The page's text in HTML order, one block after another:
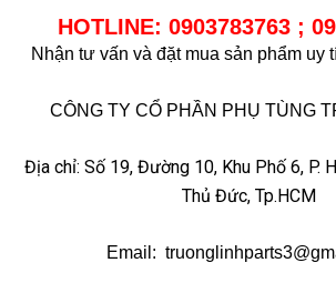
HOTLINE: 0903783763 ;
Nhận tư vấn và đặt mua sản phẩm uy
CÔNG TY CỔ PHẦN PHỤ TÙNG
Địa chỉ: Số 19, Đường 10, Khu Phố 6, P.
Thủ Đức, Tp.HCM
Email: